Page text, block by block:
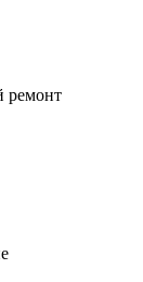
ремонт